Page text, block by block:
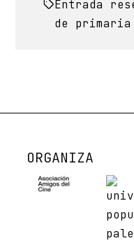
Entrada
de primaria
ORGANIZA